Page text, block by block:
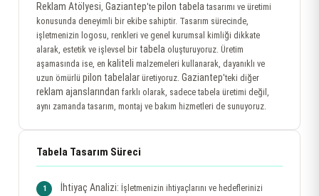
Reklam Atölyesi, Gaziantep'te pilon tabela tasarımı ve üretimi
konusunda deneyimli bir ekibe sahiptir. Tasarım sürecinde,
işletmenizin logosu, renkleri ve genel kurumsal kimliği dikkate
alarak, estetik ve işlevsel bir tabela oluşturuyoruz. Üretim
aşamasında ise, en kaliteli malzemeleri kullanarak, dayanıklı ve
uzun ömürlü pilon tabelalar üretiyoruz. Gaziantep'teki diğer
reklam ajanslarından farklı olarak, sadece tabela üretimi değil,
aynı zamanda tasarım, montaj ve bakım hizmetleri de sunuyoruz.
Tabela Tasarım Süreci
İhtiyaç Analizi: İşletmenizin ihtiyaçlarını ve hedeflerinizi